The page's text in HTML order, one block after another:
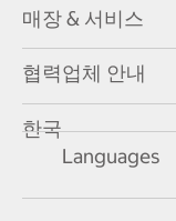
매장 & 서비스
협력업체 안내
한국
Languages